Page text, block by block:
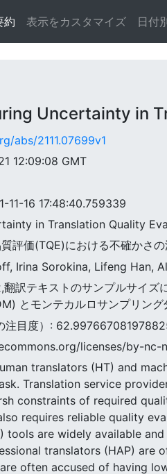
約 表示をカスタマイズ 日付
Uncertainty in
abs/2111.07699v1
12:09:08 GMT
11-16 17:48:40.759339
in Translation Quality
評価(TQE)における不確かさの
Irina Sorokina, Lifeng Han,
訳テキストのサンプルサイズ
とモンテカルロサンプリング
注目度）:
licenses/by-nc-
translators (HT) and
Translation service
constraints of required
requires reliable quality
tools are widely available
translators (HAP) are
often accused of having